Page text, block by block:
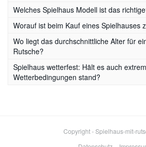
Welches Spielhaus Modell ist das
Worauf ist beim Kauf eines Spielhauses
Wo liegt das durchschnittliche Alter für
Rutsche?
Spielhaus wetterfest: Hält es auch
Wetterbedingungen stand?
Copyright - Spielhaus-mit-